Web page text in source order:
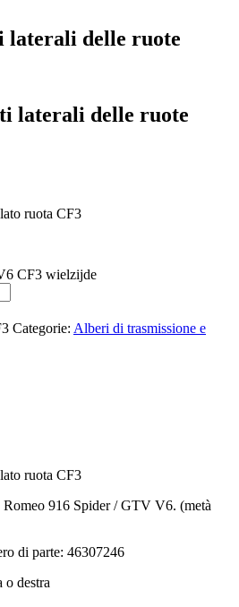
laterali delle ruote
laterali delle ruote
ruota CF3
CF3 wielzijde
Categorie: Alberi di trasmissione e
ruota CF3
916 Spider / GTV V6. (metà
di parte: 46307246
o destra